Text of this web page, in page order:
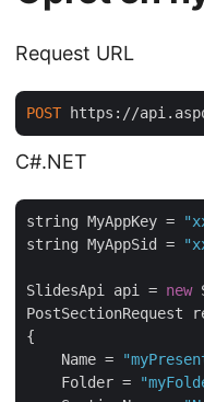
Request URL
POST https://
C#.NET
string MyAppKey =
string MyAppSid =
SlidesApi api = new
PostSectionRequest
{
    Name =
    Folder =